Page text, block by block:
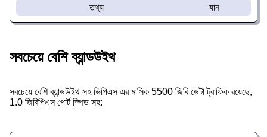
তথ্য যান
সবচেয়ে বেশি ব্যান্ডউইথ
সবচেয়ে বেশি ব্যান্ডউইথ সহ ভিপিএস এর মাসিক 5500 জিবি ডেটা ট্রাফিক রয়েছে,
1.0 জিবিপিএস পোর্ট স্পিড সহ: